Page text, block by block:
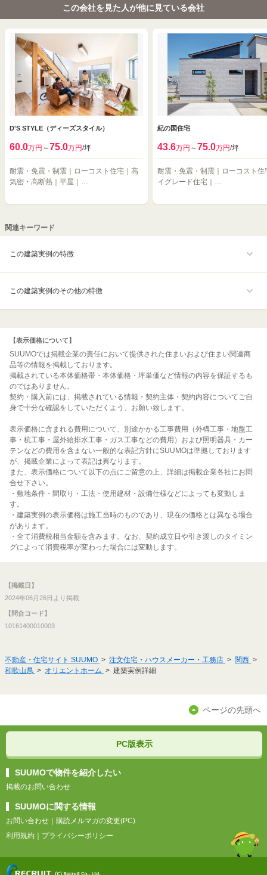
この会社を見た人が他に見ている会社
D'S STYLE（ディーズスタイル）
60.0万円 ～75.0万円/坪
耐震・免震・制震｜ローコスト住宅｜高
気密・高断熱｜平屋｜…
紀の国住宅
43.6万円 ～75.0万円/坪
耐震・免震・制震｜ローコスト住
イグレード住宅｜…
関連キーワード
この建築実例の特徴
この建築実例のその他の特徴
【表示価格について】
SUUMOでは掲載企業の責任において提供された住まいおよび住まい関連商
品等の情報を掲載しております。
掲載されている本体価格帯・本体価格・坪単価など情報の内容を保証するも
のではありません。
契約・購入前には、掲載されている情報・契約主体・契約内容についてご自
身で十分な確認をしていただくよう、お願い致します。
表示価格に含まれる費用について、別途かかる工事費用（外構工事・地盤工
事・杭工事・屋外給排水工事・ガス工事などの費用）および照明器具・カー
テンなどの費用を含まない一般的な表記方針にSUUMOは準拠しております
が、掲載企業によって表記は異なります。
また、表示価格について以下の点にご留意の上、詳細は掲載企業各社にお問
合せ下さい。
・敷地条件・間取り・工法・使用建材・設備仕様などによっても変動しま
す。
・建築実例の表示価格は施工当時のものであり、現在の価格とは異なる場合
があります。
・全て消費税相当金額を含みます。なお、契約成立日や引き渡しのタイミン
グによって消費税率が変わった場合には変動します。
【掲載日】
2024年06月26日より掲載
【問合コード】
10161400010003
不動産・住宅サイト SUUMO 注文住宅・ハウスメーカー・工務店
関西
和歌山県
オリエントホーム 建築実例詳細
ページの先頭へ
PC版表示
SUUMOで物件を紹介したい
掲載のお問い合わせ
SUUMOに関する情報
お問い合わせ
購読メルマガの変更(PC)
利用規約
プライバシーポリシー